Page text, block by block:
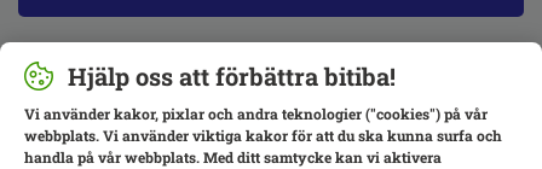
Hjälp oss att förbättra bitiba!
Vi använder kakor, pixlar och andra teknologier ("cookies") på vår
webbplats. Vi använder viktiga kakor för att du ska kunna surfa och
handla på vår webbplats. Med ditt samtycke kan vi aktivera